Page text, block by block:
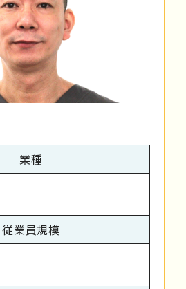
業種
従業員規模